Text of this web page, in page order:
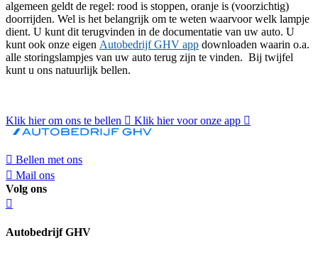
algemeen geldt de regel: rood is stoppen, oranje is (voorzichtig)
doorrijden. Wel is het belangrijk om te weten waarvoor welk lampje
dient. U kunt dit terugvinden in de documentatie van uw auto. U
kunt ook onze eigen Autobedrijf GHV app downloaden waarin o.a.
alle storingslampjes van uw auto terug zijn te vinden. Bij twijfel
kunt u ons natuurlijk bellen.
Klik hier om ons te bellen Klik hier voor onze app
Bellen met ons
Mail ons
Volg ons
Autobedrijf GHV